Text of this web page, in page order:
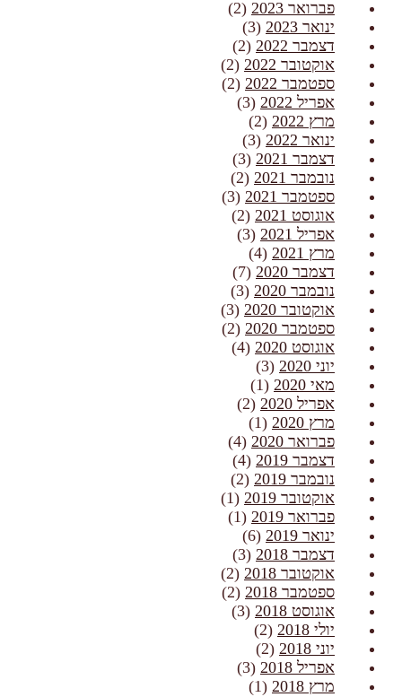
פברואר 2023
(2)
ינואר 2023
(3)
דצמבר 2022
(2)
אוקטובר 2022
(2)
ספטמבר 2022
(2)
אפריל 2022
(3)
מרץ 2022
(2)
ינואר 2022
(3)
דצמבר 2021
(3)
נובמבר 2021
(2)
ספטמבר 2021
(3)
אוגוסט 2021
(2)
אפריל 2021
(3)
מרץ 2021
(4)
דצמבר 2020
(7)
נובמבר 2020
(3)
אוקטובר 2020
(3)
ספטמבר 2020
(2)
אוגוסט 2020
(4)
יוני 2020
(3)
מאי 2020
(1)
אפריל 2020
(2)
מרץ 2020
(1)
פברואר 2020
(4)
דצמבר 2019
(4)
נובמבר 2019
(2)
אוקטובר 2019
(1)
פברואר 2019
(1)
ינואר 2019
(6)
דצמבר 2018
(3)
אוקטובר 2018
(2)
ספטמבר 2018
(2)
אוגוסט 2018
(3)
יולי 2018
(2)
יוני 2018
(2)
אפריל 2018
(3)
מרץ 2018
(1)